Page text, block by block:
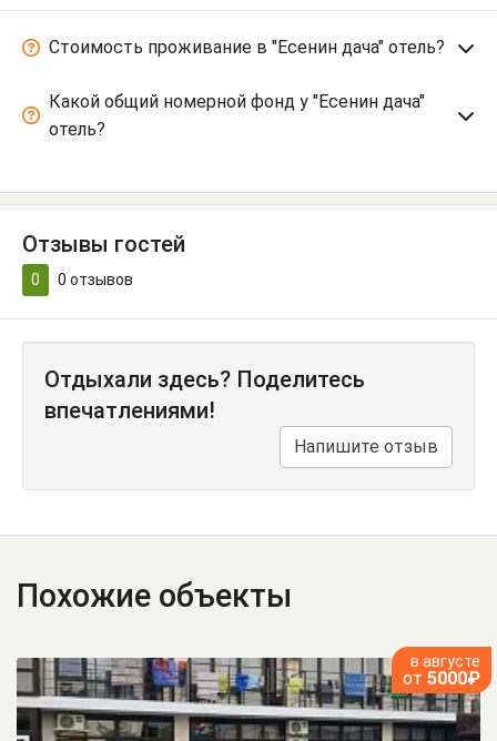
Стоимость проживание в "Есенин дача" отель?
Какой общий номерной фонд у "Есенин дача"
отель?
Отзывы гостей
0 0 отзывов
Отдыхали здесь? Поделитесь
впечатлениями!
Напишите отзыв
Похожие объекты
в августе
от 5000₽